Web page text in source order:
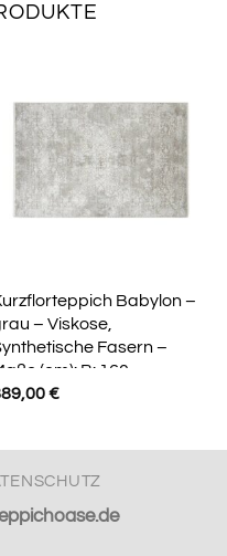
Babylon –
– Viskose,
Fasern –
(cm): B: 160
€